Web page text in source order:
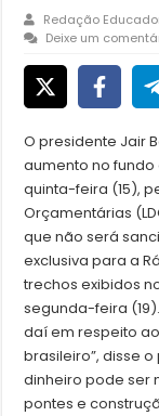
Redação
Deixe um
O presidente Jair
aumento no fundo
quinta-feira (15),
Orçamentárias
que não será
exclusiva para a
trechos exibidos
segunda-feira
daí em respeito
brasileiro”, disse
dinheiro pode ser
pontes e